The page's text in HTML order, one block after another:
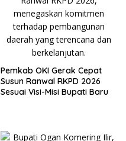
Pemkab OKI Gerak Cepat
Susun Ranwal RKPD 2026
Sesuai Visi-Misi Bupati Baru